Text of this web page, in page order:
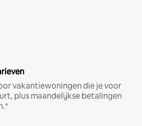
vakantiewoningen die je voor
plus maandelijkse betalingen